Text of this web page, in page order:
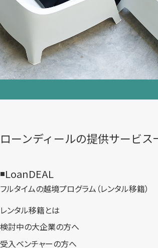
ローンディールの​提供サービス
LoanDEAL
フルタイムの越境プログラム​（レンタル移籍）
レンタル移籍とは
検討中の大企業の方へ
受入ベンチャーの方へ